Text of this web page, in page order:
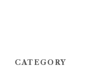
CATEGORY